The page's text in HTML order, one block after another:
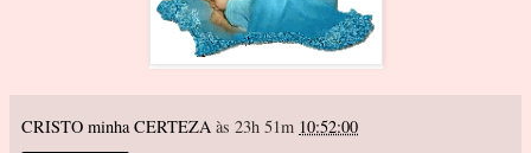
CRISTO minha CERTEZA às 23h 51m 10:52:00